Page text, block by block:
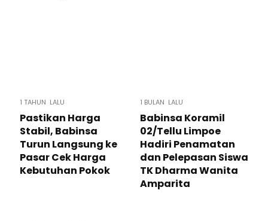
1 TAHUN LALU
Pastikan Harga
Stabil, Babinsa
Turun Langsung ke
Pasar Cek Harga
Kebutuhan Pokok
1 BULAN LALU
Babinsa Koramil
02/Tellu Limpoe
Hadiri Penamatan
dan Pelepasan Siswa
TK Dharma Wanita
Amparita